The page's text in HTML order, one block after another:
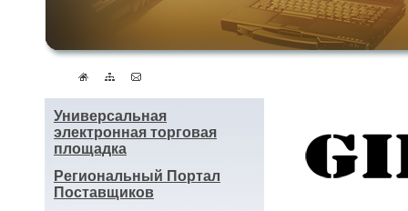
Универсальная
электронная торговая
площадка
Региональный Портал
Поставщиков